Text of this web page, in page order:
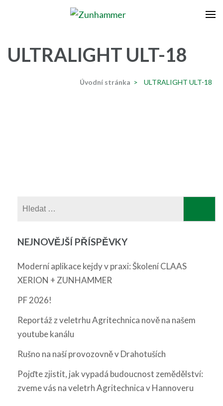
(stiskněte
Enter)
ULTRALIGHT ULT-18
Úvodní stránka > ULTRALIGHT ULT-18
NEJNOVĚJŠÍ PŘÍSPĚVKY
Moderní aplikace kejdy v praxi: Školení CLAAS
XERION + ZUNHAMMER
PF 2026!
Reportáž z veletrhu Agritechnica nově na našem
youtube kanálu
Rušno na naší provozovně v Drahotuších
Pojďte zjistit, jak vypadá budoucnost zemědělství:
zveme vás na veletrh Agritechnica v Hannoveru